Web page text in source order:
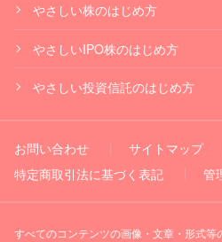
やさしい株のはじめ方
やさしいIPO株のはじめ方
やさしい投資信託のはじめ方
お問い合わせ サイトマップ
特定商取引法に基づく表記
管
すべてのコンテンツの画像・文章・形式等